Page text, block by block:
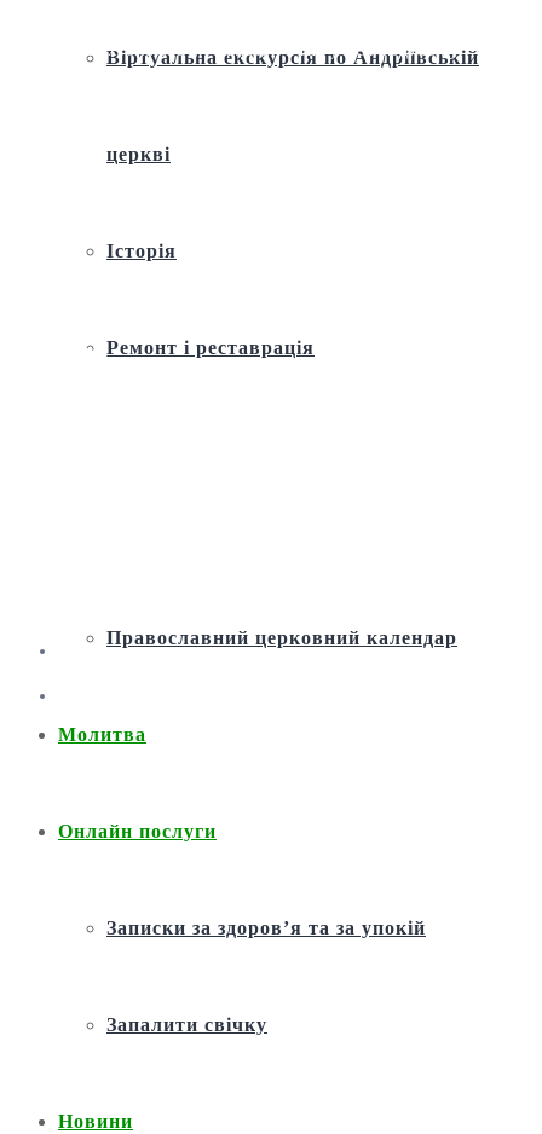
Віртуальна екскурсія по Андріївській
церкві
Історія
Ремонт і реставрація
Православний церковний календар
Молитва
Онлайн послуги
Записки за здоров’я та за упокій
Запалити свічку
Новини
до всіх тих, хто плаче», — Глава УГКЦ у Великодньому